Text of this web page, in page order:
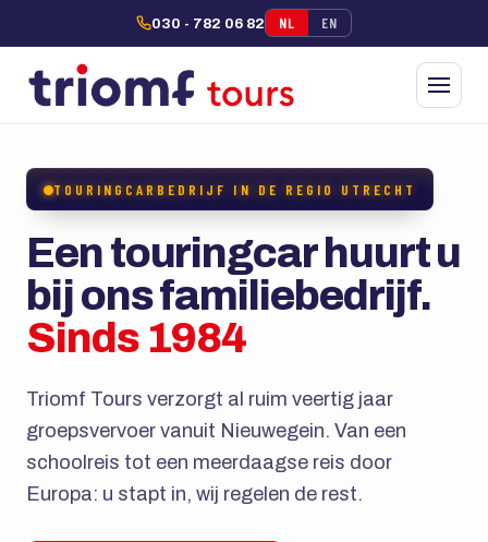
030 - 782 06 82 NL EN
TOURINGCARBEDRIJF IN DE REGIO UTRECHT
Een touringcar huurt u
bij ons familiebedrijf.
Sinds 1984
Triomf Tours verzorgt al ruim veertig jaar
groepsvervoer vanuit Nieuwegein. Van een
schoolreis tot een meerdaagse reis door
Europa: u stapt in, wij regelen de rest.